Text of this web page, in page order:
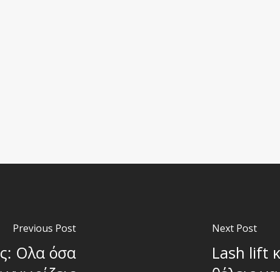
Previous Post
Oλα όσα
Next Post
Lash lift